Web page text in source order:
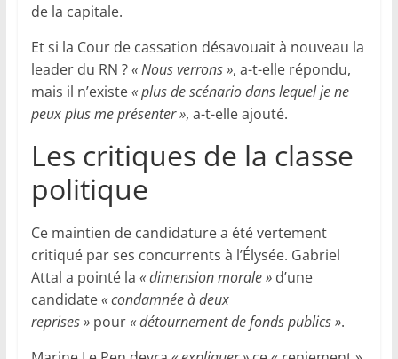
de la capitale.
Et si la Cour de cassation désavouait à nouveau la
leader du RN ?« Nous verrons », a-t-elle répondu,
mais il n’existe« plus de scénario dans lequel je ne
peux plus me présenter », a-t-elle ajouté.
Les critiques de la classe
politique
Ce maintien de candidature a été vertement
critiqué par ses concurrents à l’Élysée. Gabriel
Attal a pointé la « dimension morale »d’une
candidate« condamnée à deux
reprises »pour« détournement de fonds publics ».